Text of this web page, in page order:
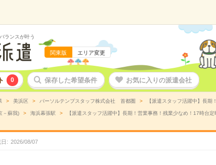
ランスが叶う
関東版 エリア変更
0 保存した希望条件 お気に入りの派遣会社
美浜区 パーソルテンプスタッフ株式会社 首都圏 【派遣スタッフ活躍中】長
－蘇我) 海浜幕張駅 【派遣スタッフ活躍中】長期！営業事務！残業少なめ！17時台
2026/08/07